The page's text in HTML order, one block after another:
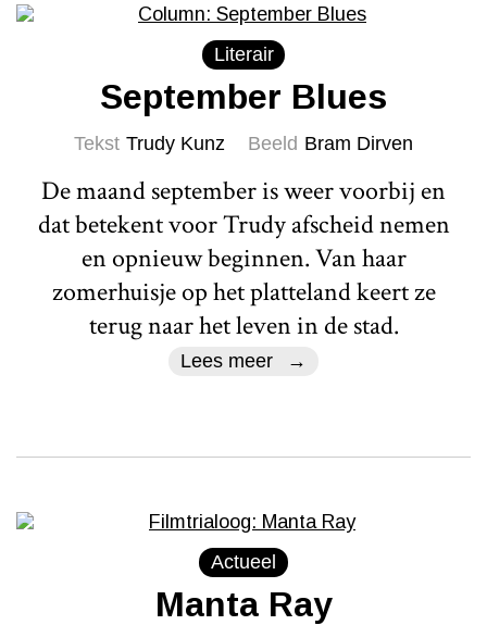
Literair
September Blues
Tekst Trudy Kunz Beeld Bram Dirven
De maand september is weer voorbij en
dat betekent voor Trudy afscheid nemen
en opnieuw beginnen. Van haar
zomerhuisje op het platteland keert ze
terug naar het leven in de stad.
Lees meer
Actueel
Manta Ray